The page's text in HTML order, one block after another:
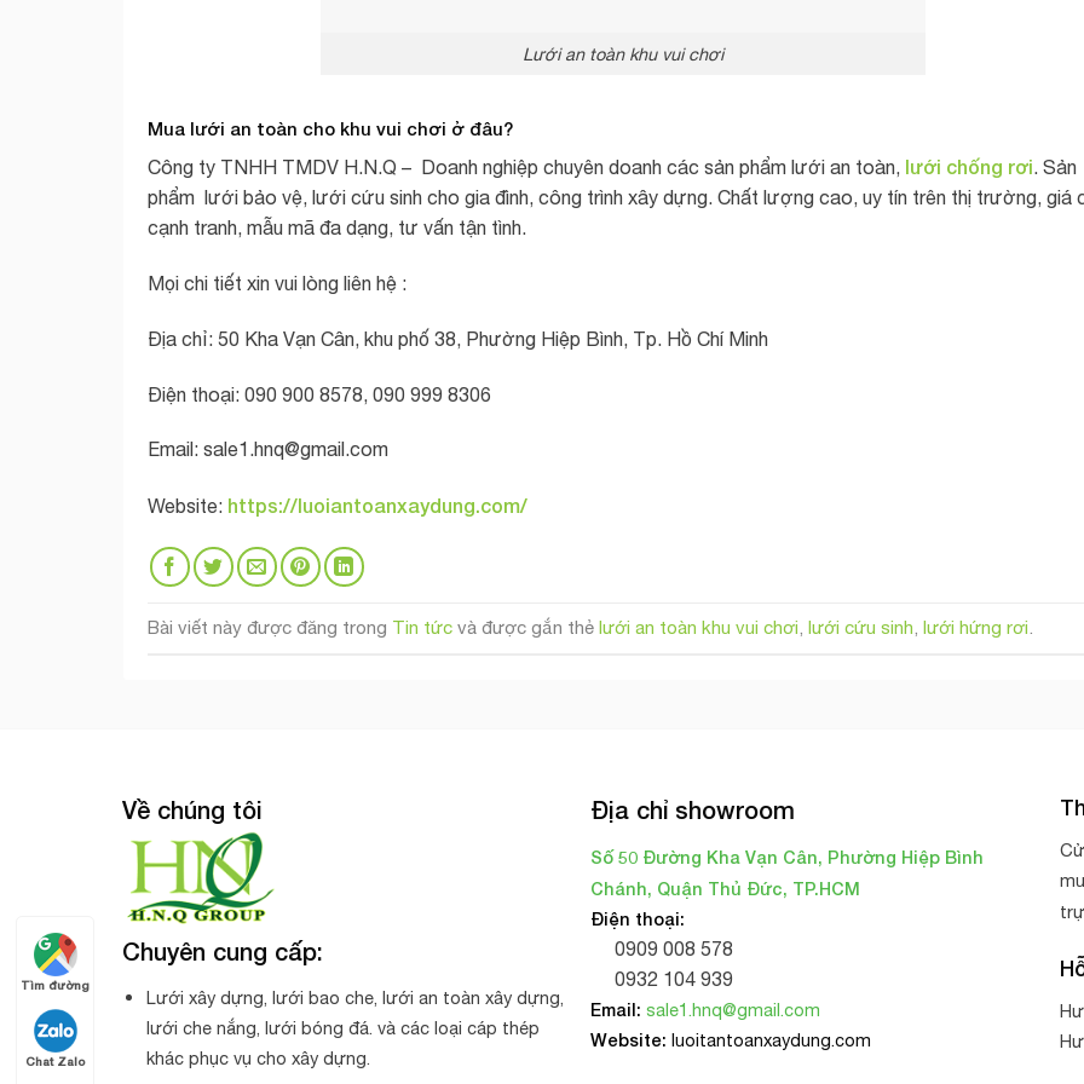
Lưới an toàn khu vui chơi
Mua lưới an toàn cho khu vui chơi ở đâu?
Công ty TNHH TMDV H.N.Q – Doanh nghiệp chuyên doanh các sản phẩm lưới an toàn, lưới chống rơi. Sản
phẩm lưới bảo vệ, lưới cứu sinh cho gia đình, công trình xây dựng. Chất lượng cao, uy tín trên thị trường, giá
cạnh tranh, mẫu mã đa dạng, tư vấn tận tình.
Mọi chi tiết xin vui lòng liên hệ :
Địa chỉ: 50 Kha Vạn Cân, khu phố 38, Phường Hiệp Bình, Tp. Hồ Chí Minh
Điện thoại: 090 900 8578, 090 999 8306
Email: sale1.hnq@gmail.com
Website: https://luoiantoanxaydung.com/
Bài viết này được đăng trong Tin tức và được gắn thẻ lưới an toàn khu vui chơi lưới cứu sinh lưới hứng rơi
Về chúng tôi
Chuyên cung cấp:
Lưới xây dựng, lưới bao che, lưới an toàn xây dựng,
lưới che nắng, lưới bóng đá. và các loại cáp thép
khác phục vụ cho xây dựng.
Địa chỉ showroom
Số 50 Đường Kha Vạn Cân, Phường Hiệp Bình
Chánh, Quận Thủ Đức, TP.HCM
Điện thoại:
0909 008 578
0932 104 939
Email: sale1.hnq@gmail.com
Website: luoitantoanxaydung.com
Tìm đường
Chat Zalo